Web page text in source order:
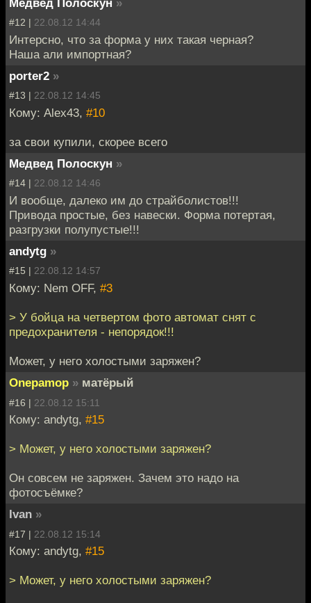
Медвед Полоскун »
#12 | 22.08.12 14:44
Интерсно, что за форма у них такая черная?
Наша али импортная?
porter2 »
#13 | 22.08.12 14:45
Кому: Alex43, #10
за свои купили, скорее всего
Медвед Полоскун »
#14 | 22.08.12 14:46
И вообще, далеко им до страйболистов!!!
Привода простые, без навески. Форма потертая,
разгрузки полупустые!!!
andytg »
#15 | 22.08.12 14:57
Кому: Nem OFF, #3
> У бойца на четвертом фото автомат снят с
предохранителя - непорядок!!!
Может, у него холостыми заряжен?
Onepamop » матёрый
#16 | 22.08.12 15:11
Кому: andytg, #15
> Может, у него холостыми заряжен?
Он совсем не заряжен. Зачем это надо на
фотосъёмке?
Ivan »
#17 | 22.08.12 15:14
Кому: andytg, #15
> Может, у него холостыми заряжен?